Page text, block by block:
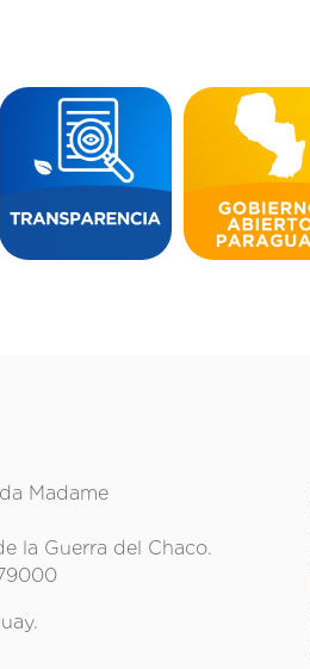
Madame
la Guerra del Chaco.